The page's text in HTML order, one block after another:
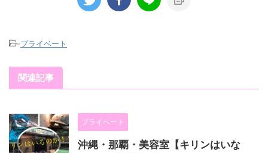
-プライベート
関連記事
プライベート
沖縄・那覇・美容室【キリンはいな